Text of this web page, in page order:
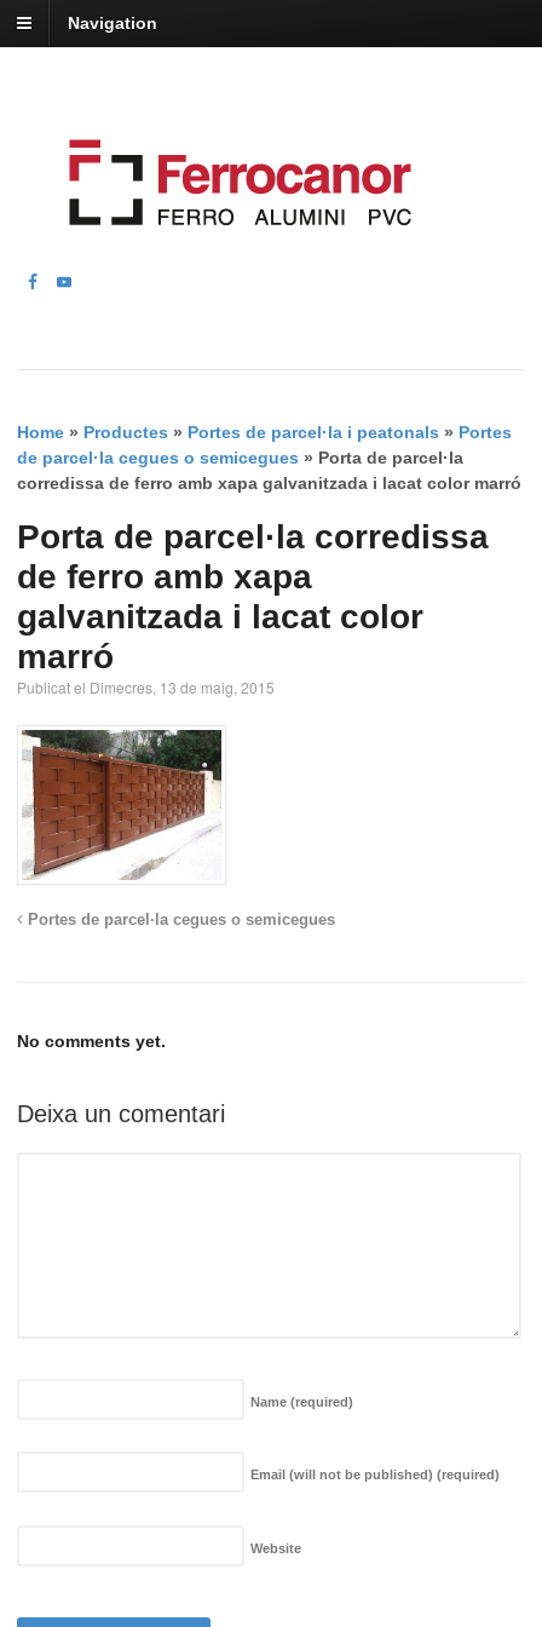
Navigation
Home » Productes » Portes de parcel·la i peatonals » Portes
de parcel·la cegues o semicegues » Porta de parcel·la
corredissa de ferro amb xapa galvanitzada i lacat color marró
Porta de parcel·la corredissa
de ferro amb xapa
galvanitzada i lacat color
marró
Publicat el Dimecres, 13 de maig, 2015
Portes de parcel·la cegues o semicegues
No comments yet.
Deixa un comentari
Name (required)
Email (will not be published) (required)
Website